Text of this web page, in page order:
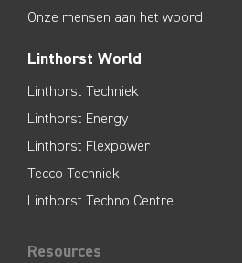
Onze mensen aan het woord
Linthorst World
Linthorst Techniek
Linthorst Energy
Linthorst Flexpower
Tecco Techniek
Linthorst Techno Centre
Resources